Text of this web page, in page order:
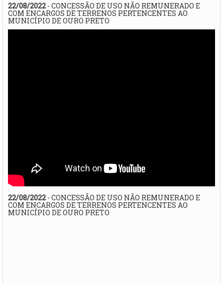
22/08/2022 - CONCESSÃO DE USO NÃO REMUNERADO E
COM ENCARGOS DE TERRENOS PERTENCENTES AO
MUNICÍPIO DE OURO PRETO
22/08/2022 - CONCESSÃO DE USO NÃO REMUNERADO E
COM ENCARGOS DE TERRENOS PERTENCENTES AO
MUNICÍPIO DE OURO PRETO